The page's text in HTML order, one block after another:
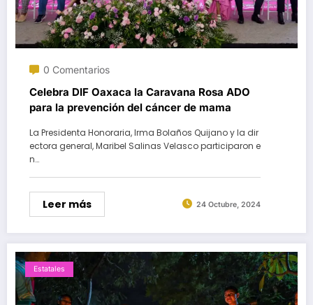
0 Comentarios
Celebra DIF Oaxaca la Caravana Rosa ADO
para la prevención del cáncer de mama
La Presidenta Honoraria, Irma Bolaños Quijano y la dir
ectora general, Maribel Salinas Velasco participaron e
n…
Leer más 24 Octubre, 2024
Estatales